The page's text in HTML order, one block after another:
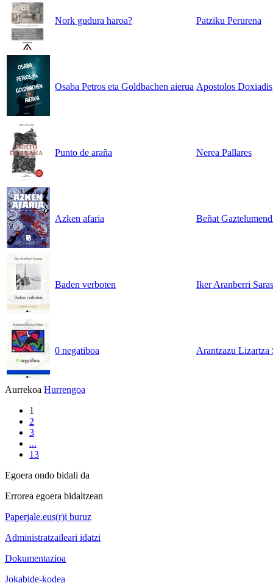
Nork gudura haroa? Patziku Perurena
Osaba Petros eta Goldbachen aierua Apostolos Doxiadis
Punto de araña Nerea Pallares
Azken afaria Beñat
Baden verboten Iker Aranberri
0 negatiboa Arantzazu Lizartza
Aurrekoa Hurrengoa
1
2
3
...
13
Egoera ondo bidali da
Errorea egoera bidaltzean
Paperjale.eus(r)i buruz
Administratzaileari idatzi
Dokumentazioa
Jokabide-kodea